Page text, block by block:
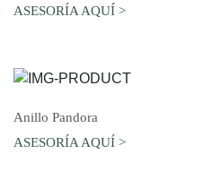
ASESORÍA AQUÍ >
Anillo Pandora
ASESORÍA AQUÍ >